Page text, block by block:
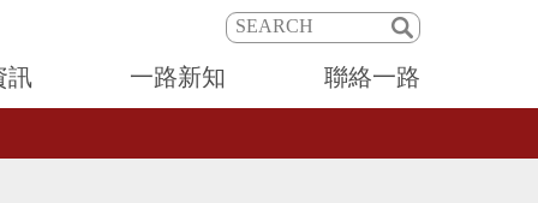
訊 一路新知 聯絡一路